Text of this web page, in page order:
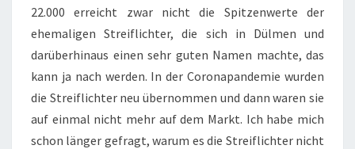
22.000 erreicht zwar nicht die Spitzenwerte der
ehemaligen Streiflichter, die sich in Dülmen und
darüberhinaus einen sehr guten Namen machte, das
kann ja nach werden. In der Coronapandemie wurden
die Streiflichter neu übernommen und dann waren sie
auf einmal nicht mehr auf dem Markt. Ich habe mich
schon länger gefragt, warum es die Streiflichter nicht